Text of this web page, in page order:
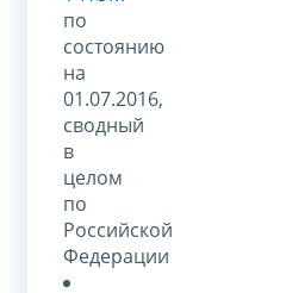
по
состоянию
на
01.07.2016,
сводный
в
целом
по
Российской
Федерации